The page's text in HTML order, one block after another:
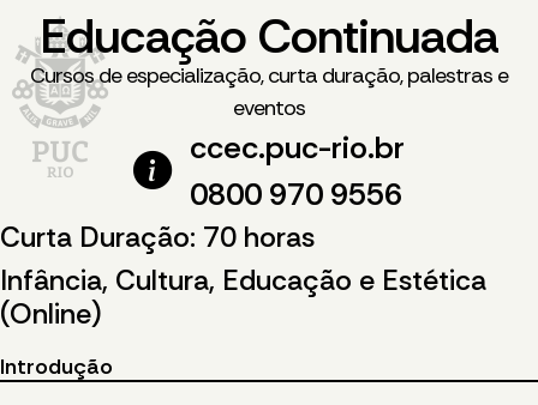
Educação Continuada
Cursos de especialização, curta duração, palestras e
eventos
ccec.puc-rio.br
0800 970 9556
Curta Duração: 70 horas
Infância, Cultura, Educação e Estética
(Online)
Introdução